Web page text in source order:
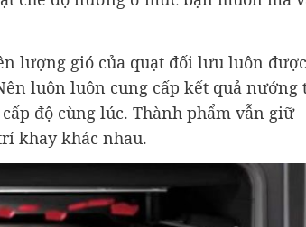
lượng gió của quạt đối lưu luôn được
luôn luôn cung cấp kết quả nướng
độ cùng lúc. Thành phẩm vẫn giữ
khay khác nhau.